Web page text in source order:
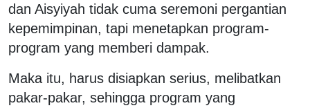
dan Aisyiyah tidak cuma seremoni pergantian
kepemimpinan, tapi menetapkan program-
program yang memberi dampak.
Maka itu, harus disiapkan serius, melibatkan
pakar-pakar, sehingga program yang